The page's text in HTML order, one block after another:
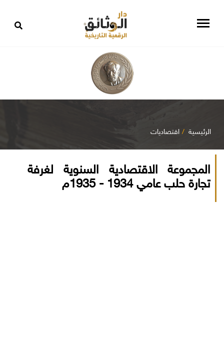
الرئيسية اقتصاديات
المجموعة الاقتصادية السنوية لغرفة
تجارة حلب عامي 1934 - 1935م